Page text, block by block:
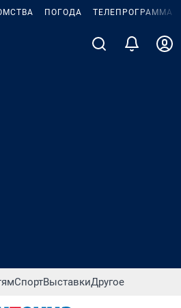
ПОГОДА ТЕЛЕПРОГРАММА
СпортВыставкиДругое